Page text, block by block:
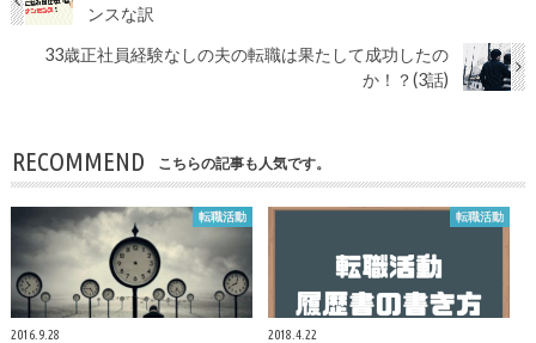
ンスな訳
33歳正社員経験なしの夫の転職は果たして成功したの
か！？(3話)
RECOMMEND こちらの記事も人気です。
転職活動
2016.9.28
転職活動
2018.4.22